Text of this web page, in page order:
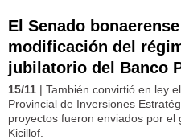
El Senado
modificación del
jubilatorio del Banco
15/11 | También convirtió en ley
Provincial de Inversiones
proyectos fueron enviados por el
Kicillof.